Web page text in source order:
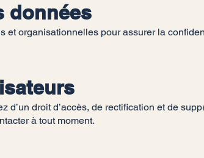
données
organisationnelles pour assurer la
droit d’accès, de rectification et de
à tout moment.